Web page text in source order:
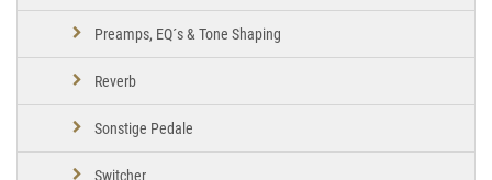
Preamps, EQ´s & Tone Shaping
Reverb
Sonstige Pedale
Switcher